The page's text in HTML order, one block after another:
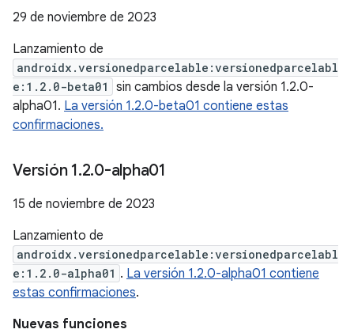
29 de noviembre de 2023
Lanzamiento de
androidx.versionedparcelable:versionedparcelabl
e:1.2.0-beta01
sin cambios desde la versión 1.2.0-
alpha01. La versión 1.2.0-beta01 contiene estas
confirmaciones.
Versión 1.2.0-alpha01
15 de noviembre de 2023
Lanzamiento de
androidx.versionedparcelable:versionedparcelabl
e:1.2.0-alpha01 . La versión 1.2.0-alpha01 contiene
estas confirmaciones.
Nuevas funciones